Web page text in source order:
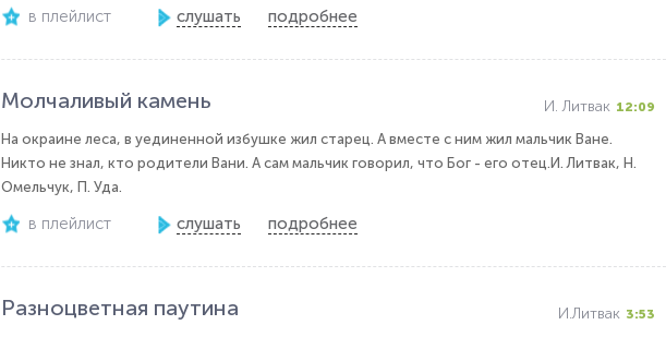
в плейлист слушать подробнее
Молчаливый камень И. Литвак 12:09
На окраине леса, в уединенной избушке жил старец. А вместе с ним жил мальчик Ване.
Никто не знал, кто родители Вани. А сам мальчик говорил, что Бог - его отец.И. Литвак, Н.
Омельчук, П. Уда.
в плейлист слушать подробнее
Разноцветная паутина И.Литвак 3:53